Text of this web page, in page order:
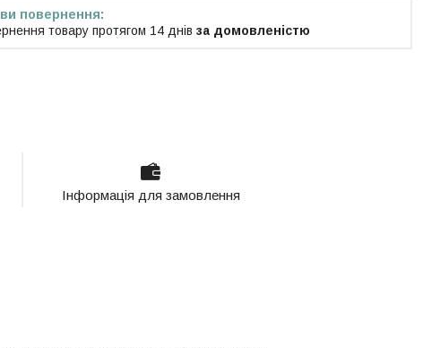
товару протягом 14 днів за домовленістю
Інформація для замовлення